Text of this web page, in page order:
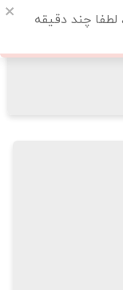
چند دقیقه